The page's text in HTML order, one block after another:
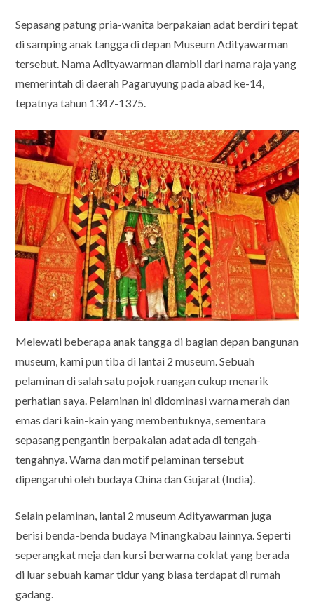
Sepasang patung pria-wanita berpakaian adat berdiri tepat
di samping anak tangga di depan Museum Adityawarman
tersebut. Nama Adityawarman diambil dari nama raja yang
memerintah di daerah Pagaruyung pada abad ke-14,
tepatnya tahun 1347-1375.
Melewati beberapa anak tangga di bagian depan bangunan
museum, kami pun tiba di lantai 2 museum. Sebuah
pelaminan di salah satu pojok ruangan cukup menarik
perhatian saya. Pelaminan ini didominasi warna merah dan
emas dari kain-kain yang membentuknya, sementara
sepasang pengantin berpakaian adat ada di tengah-
tengahnya. Warna dan motif pelaminan tersebut
dipengaruhi oleh budaya China dan Gujarat (India).
Selain pelaminan, lantai 2 museum Adityawarman juga
berisi benda-benda budaya Minangkabau lainnya. Seperti
seperangkat meja dan kursi berwarna coklat yang berada
di luar sebuah kamar tidur yang biasa terdapat di rumah
gadang.